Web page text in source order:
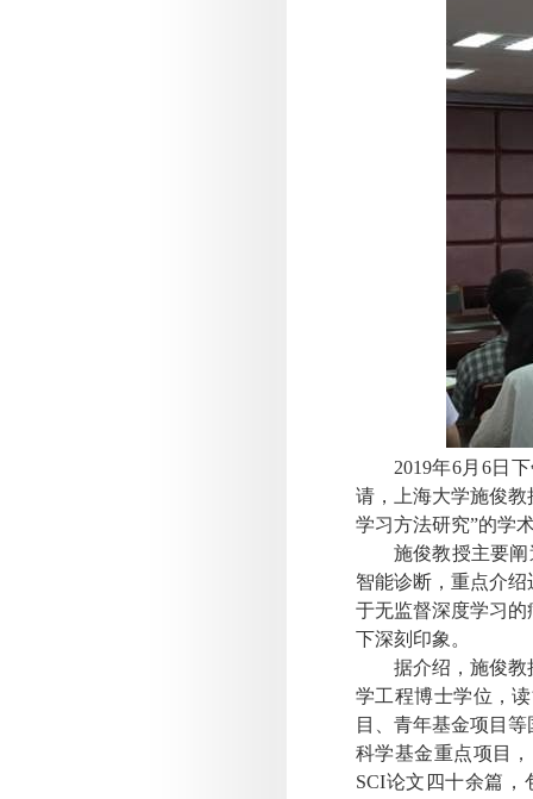
2019年6月 6日
请，上海大学施俊
学习方法研究”的学
施俊教授主要
智能诊断，重点介
于无监督深度学习
下深刻印象。
据介绍，施俊
学工程博士学位，
目、青年基金项目
科学基金重点项目
SCI论文四十余篇，